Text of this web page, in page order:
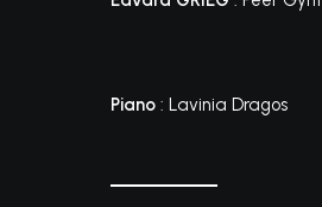
Piano : Lavinia Dragos